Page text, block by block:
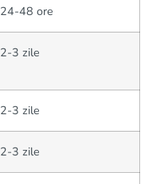
24-48 ore
2-3 zile
2-3 zile
2-3 zile